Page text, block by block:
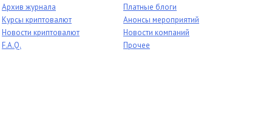
Архив журнала
Курсы криптовалют
Новости криптовалют
F.A.Q.
Платные блоги
Анонсы мероприятий
Новости компаний
Прочее